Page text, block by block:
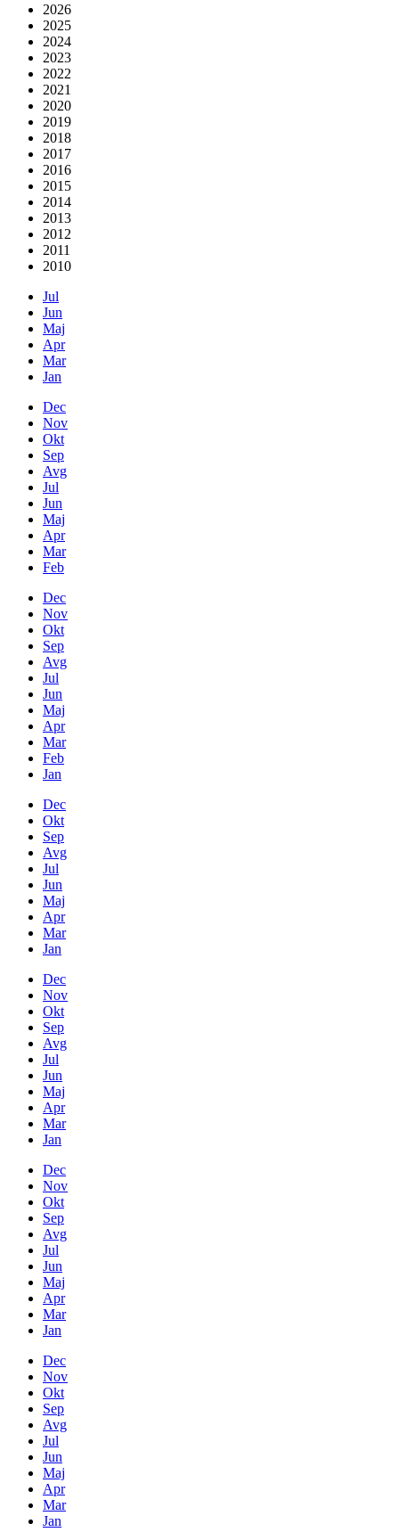
2026
2025
2024
2023
2022
2021
2020
2019
2018
2017
2016
2015
2014
2013
2012
2011
2010
Jul
Jun
Maj
Apr
Mar
Jan
Dec
Nov
Okt
Sep
Avg
Jul
Jun
Maj
Apr
Mar
Feb
Dec
Nov
Okt
Sep
Avg
Jul
Jun
Maj
Apr
Mar
Feb
Jan
Dec
Okt
Sep
Avg
Jul
Jun
Maj
Apr
Mar
Jan
Dec
Nov
Okt
Sep
Avg
Jul
Jun
Maj
Apr
Mar
Jan
Dec
Nov
Okt
Sep
Avg
Jul
Jun
Maj
Apr
Mar
Jan
Dec
Nov
Okt
Sep
Avg
Jul
Jun
Maj
Apr
Mar
Jan